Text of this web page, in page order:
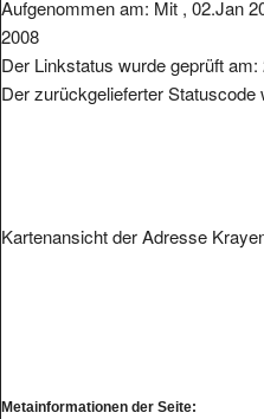
Aufgenommen am: Mit , 02.Jan
2008
Der Linkstatus wurde geprüft
Der zurückgelieferter Statuscode
Kartenansicht der Adresse
Metainformationen der Seite: